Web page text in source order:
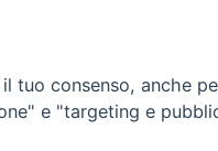
tuo consenso, anche
e "targeting e